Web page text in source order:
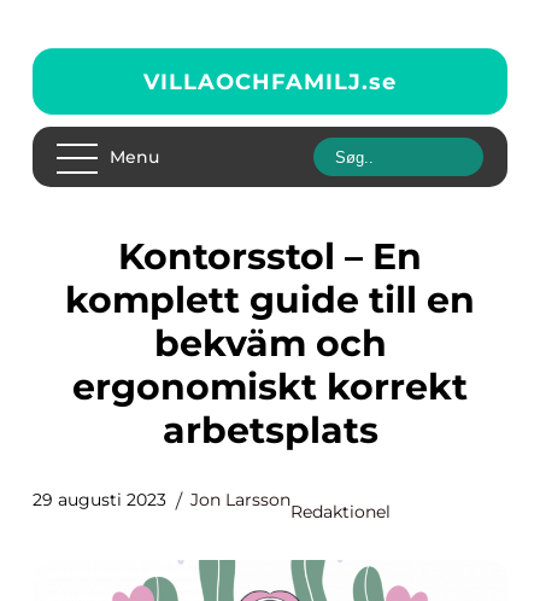
VILLAOCHFAMILJ.se
Menu
Kontorsstol – En
komplett guide till en
bekväm och
ergonomiskt korrekt
arbetsplats
29 augusti 2023 Jon Larsson
Redaktionel